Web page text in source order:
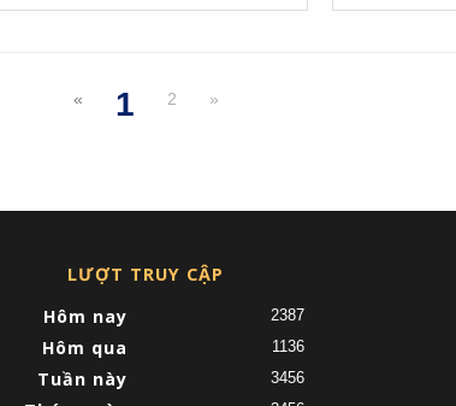
«
1
2 »
LƯỢT TRUY CẬP
Hôm nay
2387
Hôm qua 1136
Tuần này 3456